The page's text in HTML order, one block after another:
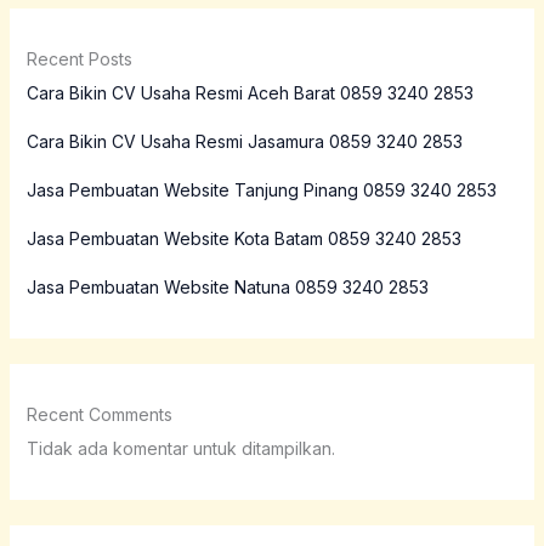
Recent Posts
Cara Bikin CV Usaha Resmi Aceh Barat 0859 3240 2853
Cara Bikin CV Usaha Resmi Jasamura 0859 3240 2853
Jasa Pembuatan Website Tanjung Pinang 0859 3240 2853
Jasa Pembuatan Website Kota Batam 0859 3240 2853
Jasa Pembuatan Website Natuna 0859 3240 2853
Recent Comments
Tidak ada komentar untuk ditampilkan.